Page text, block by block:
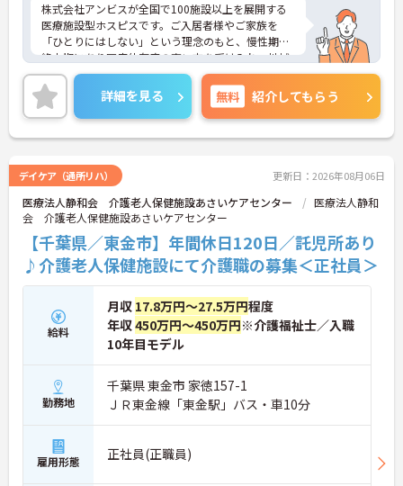
株式会社アンビスが全国で100施設以上を展開する
医療施設型ホスピスです。ご入居者様やご家族を
「ひとりにはしない」という理念のもと、慢性期や
終末期にあり医療依存度の高い方を受け入れ、地域
医療を支える社会的意義の高い事業を推進していま
す。現場には看護師が24時間常駐しています。急変
時の対応や医療行為は看護師が担当するため、初任
者研修や実務者研修の方も食事介助や入浴介助など
の生活を支えるケアに専念できる環境です。多職種
連携の体制がしっかりと整っています。働き方の面
では、夜勤明けの翌日が原則として公休となるほ
か、月平均の残業時間も5時間から7時間程度とかな
り少なめです。常勤スタッフの比率が90パーセント
を超えているため急な勤務変更が発生しにくく、あ
らかじめ決められた訪問予定表に沿って規則正しく
働けます。入職後は現場スタッフによるお一人おひ
とりに合わせた個別のOJT研修が実施されます。eラ
ーニングも導入されており、多職種と連携しながら
専門性を着実に深めていける環境が用意されていま
す。
★おすすめPOINT★
＜個別ＯＪＴとチーム連携で着実に成長！＞
・入職後はお一人おひとりの習熟度に合わせた個別
のＯＪＴ研修を実施し、ｅラーニングを用いた学習
の機会も提供されます
・施設内には看護師が24時間常駐しており、急変時
の対応や専門的な医療処置は看護師が担当するため
詳細を見る 無料 紹介してもらう
デイケア（通所リハ） 更新日：2026年08月06日
医療法人静和会 介護老人保健施設あさいケアセンター
医療法人静和
会 介護老人保健施設あさいケアセンター
【千葉県／東金市】年間休日120日／託児所あり
♪介護老人保健施設にて介護職の募集＜正社員＞
給料
月収 17.8万円～27.5万円程度
年収450万円～450万円※介護福祉士／入職
10年目モデル
勤務地
千葉県 東金市 家徳157-1
ＪＲ東金線「東金駅」バス・車10分
雇用形態 正社員(正職員)